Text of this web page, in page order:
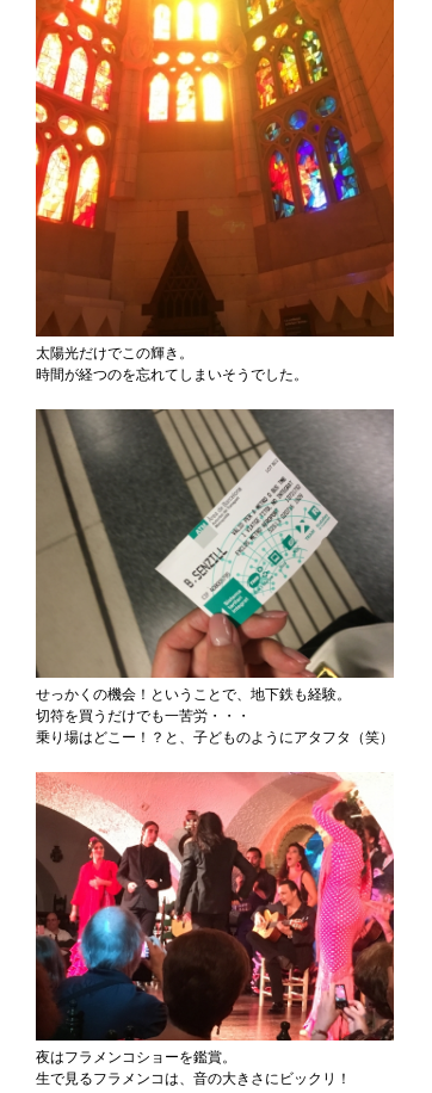
太陽光だけでこの輝き。
時間が経つのを忘れてしまいそうでした。
せっかくの機会！ということで、地下鉄も経験。
切符を買うだけでも一苦労・・・
乗り場はどこー！？と、子どものようにアタフタ（笑）
夜はフラメンコショーを鑑賞。
生で見るフラメンコは、音の大きさにビックリ！